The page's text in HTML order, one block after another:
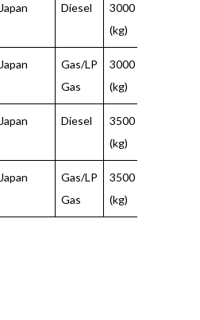
Japan Diesel
3000
(kg)
Japan
Gas/LP
Gas
3000
(kg)
Japan Diesel
3500
(kg)
Japan
Gas/LP
Gas
3500
(kg)